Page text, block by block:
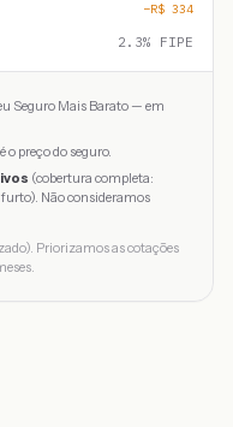
−R$ 334
2.3% FIPE
Seguro Mais Barato — em
o preço do seguro.
(cobertura completa:
Não consideramos
Priorizamos as cotações